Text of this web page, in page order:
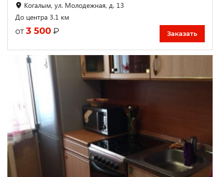
Когалым, ул. Молодежная, д. 13
До центра 3.1 км
от 3 500 ₽ Заказать